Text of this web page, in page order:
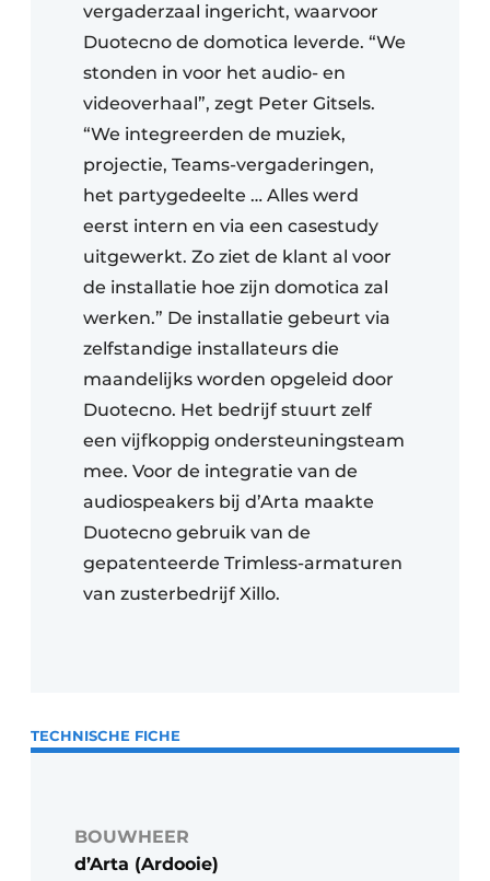
vergaderzaal ingericht, waarvoor
Duotecno de domotica leverde. “We
stonden in voor het audio- en
videoverhaal”, zegt Peter Gitsels.
“We integreerden de muziek,
projectie, Teams-vergaderingen,
het partygedeelte … Alles werd
eerst intern en via een casestudy
uitgewerkt. Zo ziet de klant al voor
de installatie hoe zijn domotica zal
werken.” De installatie gebeurt via
zelfstandige installateurs die
maandelijks worden opgeleid door
Duotecno. Het bedrijf stuurt zelf
een vijfkoppig ondersteuningsteam
mee. Voor de integratie van de
audiospeakers bij d’Arta maakte
Duotecno gebruik van de
gepatenteerde Trimless-armaturen
van zusterbedrijf Xillo.
TECHNISCHE FICHE
BOUWHEER
d’Arta (Ardooie)